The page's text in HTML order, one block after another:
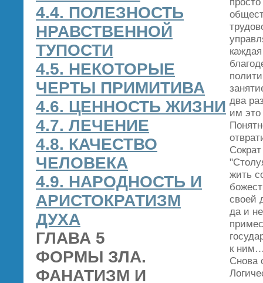
4.4. ПОЛЕЗНОСТЬ
НРАВСТВЕННОЙ
ТУПОСТИ
4.5. НЕКОТОРЫЕ
ЧЕРТЫ ПРИМИТИВА
4.6. ЦЕННОСТЬ ЖИЗНИ
4.7. ЛЕЧЕНИЕ
4.8. КАЧЕСТВО
ЧЕЛОВЕКА
4.9. НАРОДНОСТЬ И
АРИСТОКРАТИЗМ
ДУХА
ГЛАВА 5
ФОРМЫ ЗЛА.
ФАНАТИЗМ И
два
им это
жить
своей
да и
к
Снова